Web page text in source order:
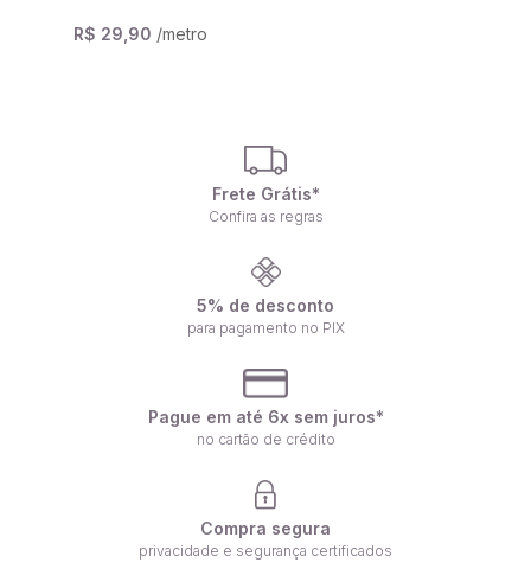
R$ 29,90 /metro
Frete Grátis*
Confira as regras
5% de desconto
para pagamento no PIX
Pague em até 6x sem juros*
no cartão de crédito
Compra segura
privacidade e segurança certificados